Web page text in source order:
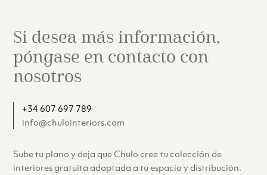
Si desea más información,
póngase en contacto con
nosotros
+34 607 697 789
info@chulointeriors.com
Sube tu plano y deja que Chulo cree tu colección de
interiores gratuita adaptada a tu espacio y distribución.